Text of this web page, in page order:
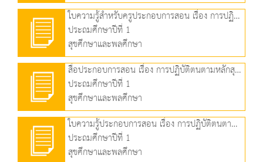
ใบความรู้สำหรับครูประกอบการสอน เรื่อง การปฏิบัติตนตามหลักสุขบัญญัติแห่งชาติ ข้อที่ 2 (171.55 KB)
ประถมศึกษาปีที่ 1
สุขศึกษาและพลศึกษา
สื่อประกอบการสอน เรื่อง การปฏิบัติตนตามหลักสุขบัญญัติแห่งชาติ ข้อที่ 3 (2.22 MB)
ประถมศึกษาปีที่ 1
สุขศึกษาและพลศึกษา
ใบความรู้ประกอบการสอน เรื่อง การปฏิบัติตนตามหลักสุขบัญญัติแห่งชาติ ข้อที่ 3 (164.20 KB)
ประถมศึกษาปีที่ 1
สุขศึกษาและพลศึกษา